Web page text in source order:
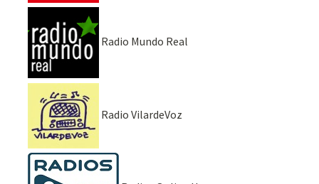
Radio Mundo Real
Radio VilardeVoz